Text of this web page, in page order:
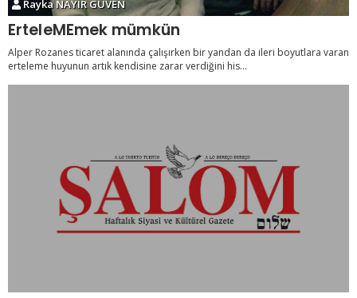
Rayka NAYIR GÜVEN
ErteleMEmek mümkün
Alper Rozanes ticaret alanında çalışırken bir yandan da ileri boyutlara varan
erteleme huyunun artık kendisine zarar verdiğini his...